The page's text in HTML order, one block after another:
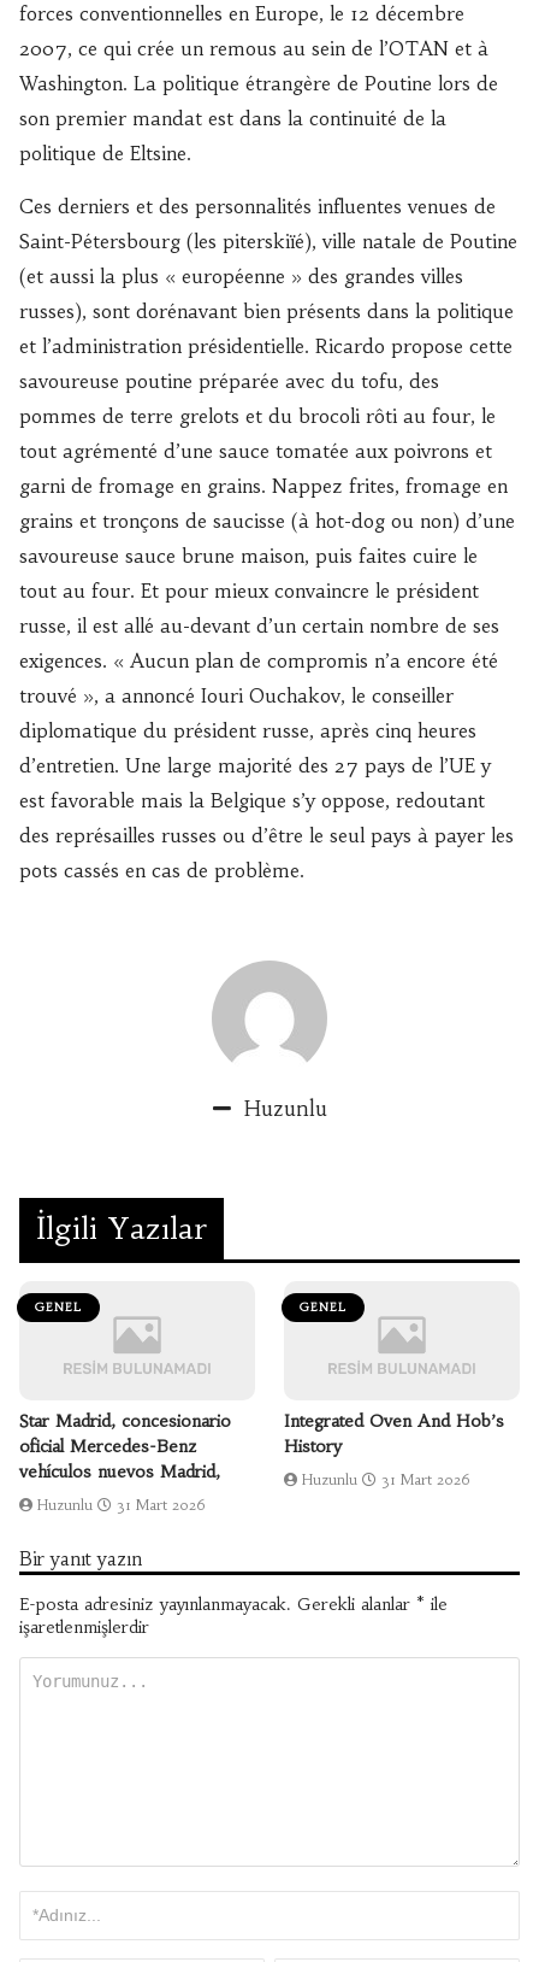
forces conventionnelles en Europe, le 12 décembre
2007, ce qui crée un remous au sein de l’OTAN et à
Washington. La politique étrangère de Poutine lors de
son premier mandat est dans la continuité de la
politique de Eltsine.
Ces derniers et des personnalités influentes venues de
Saint-Pétersbourg (les piterskiïé), ville natale de Poutine
(et aussi la plus « européenne » des grandes villes
russes), sont dorénavant bien présents dans la politique
et l’administration présidentielle. Ricardo propose cette
savoureuse poutine préparée avec du tofu, des
pommes de terre grelots et du brocoli rôti au four, le
tout agrémenté d’une sauce tomatée aux poivrons et
garni de fromage en grains. Nappez frites, fromage en
grains et tronçons de saucisse (à hot-dog ou non) d’une
savoureuse sauce brune maison, puis faites cuire le
tout au four. Et pour mieux convaincre le président
russe, il est allé au-devant d’un certain nombre de ses
exigences. « Aucun plan de compromis n’a encore été
trouvé », a annoncé Iouri Ouchakov, le conseiller
diplomatique du président russe, après cinq heures
d’entretien. Une large majorité des 27 pays de l’UE y
est favorable mais la Belgique s’y oppose, redoutant
des représailles russes ou d’être le seul pays à payer les
pots cassés en cas de problème.
Huzunlu
İlgili Yazılar
GENEL
Star Madrid, concesionario
oficial Mercedes-Benz
vehículos nuevos Madrid,
Huzunlu 31 Mart 2026
GENEL
Integrated Oven And Hob’s
History
Huzunlu 31 Mart 2026
Bir yanıt yazın
E-posta adresiniz yayınlanmayacak. Gerekli alanlar * ile
işaretlenmişlerdir